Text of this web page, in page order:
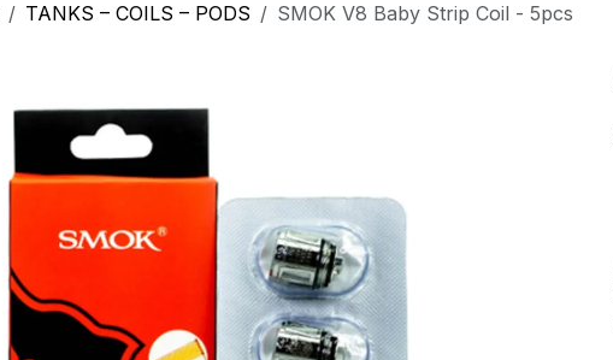
TANKS – COILS – PODS SMOK V8 Baby Strip Coil - 5pcs